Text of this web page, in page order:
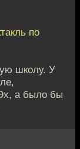
по
школу. У
а было бы